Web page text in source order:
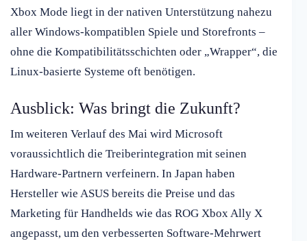
Xbox Mode liegt in der nativen Unterstützung nahezu
aller Windows-kompatiblen Spiele und Storefronts –
ohne die Kompatibilitätsschichten oder „Wrapper“, die
Linux-basierte Systeme oft benötigen.
Ausblick: Was bringt die Zukunft?
Im weiteren Verlauf des Mai wird Microsoft
voraussichtlich die Treiberintegration mit seinen
Hardware-Partnern verfeinern. In Japan haben
Hersteller wie ASUS bereits die Preise und das
Marketing für Handhelds wie das ROG Xbox Ally X
angepasst, um den verbesserten Software-Mehrwert